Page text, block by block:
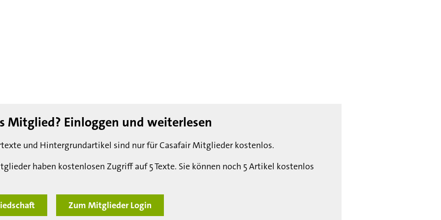
Mitglied? Einloggen und weiterlesen
und Hintergrundartikel sind nur für Casafair Mitglieder kostenlos.
haben kostenlosen Zugriff auf 5 Texte. Sie können noch 5 Artikel kostenlos
Zum Mitglieder Login